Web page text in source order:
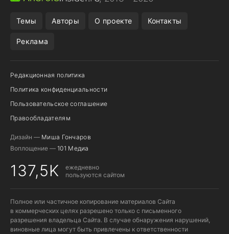
Темы Авторы О проекте Контакты
Реклама
Редакционная политика
Политика конфиденциальности
Пользовательское соглашение
Правообладателям
Дизайн — Миша Гончаров
Воплощение — 101 Медиа
137,5K
ежедневно
пользуются сайтом
Полное или частичное копирование материалов Сайта
в коммерческих целях разрешено только с письменного
разрешения владельца Сайта. В случае обнаружения нарушений,
виновные лица могут быть привлечены к ответственности